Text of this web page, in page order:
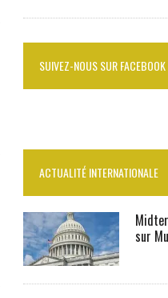
SUIVEZ-NOUS SUR FACEBOOK
ACTUALITÉ INTERNATIONALE
sur